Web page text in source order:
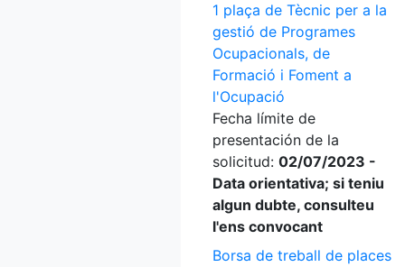
1 plaça de Tècnic per a la
gestió de Programes
Ocupacionals, de
Formació i Foment a
l'Ocupació
Fecha límite de
presentación de la
solicitud: 02/07/2023 -
Data orientativa; si teniu
algun dubte, consulteu
l'ens convocant
Borsa de treball de places